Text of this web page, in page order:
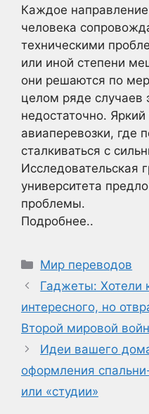
Каждое
человека
техническими
или иной степени
они решаются по
целом ряде случаев
недостаточно.
авиаперевозки, где
сталкиваться с
Исследовательская
университета
проблемы.
Подробнее..
Рубрики
Мир переводов
Гаджеты: Хотели
интересного, но
Второй мировой
Идеи вашего
оформления
или «студии»